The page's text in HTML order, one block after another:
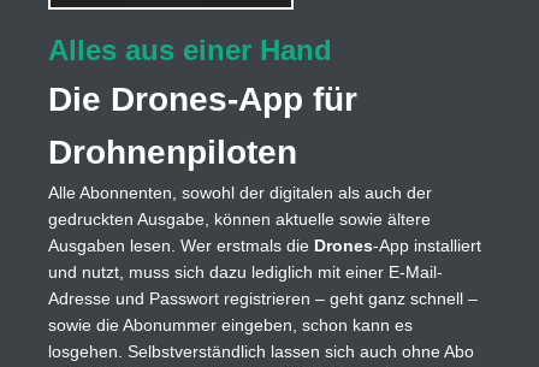
Alles aus einer Hand
Die Drones-App für
Drohnenpiloten
Alle Abonnenten, sowohl der digitalen als auch der
gedruckten Ausgabe, können aktuelle sowie ältere
Ausgaben lesen. Wer erstmals die Drones-App installiert
und nutzt, muss sich dazu lediglich mit einer E-Mail-
Adresse und Passwort registrieren – geht ganz schnell –
sowie die Abonummer eingeben, schon kann es
losgehen. Selbstverständlich lassen sich auch ohne Abo